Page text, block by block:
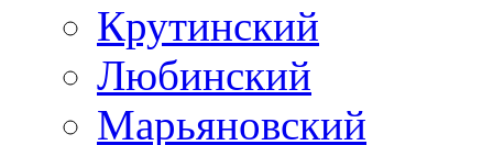
Крутинский
Любинский
Марьяновский